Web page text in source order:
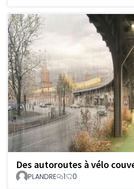
Des autoroutes à vélo
PLANDRE 1 0